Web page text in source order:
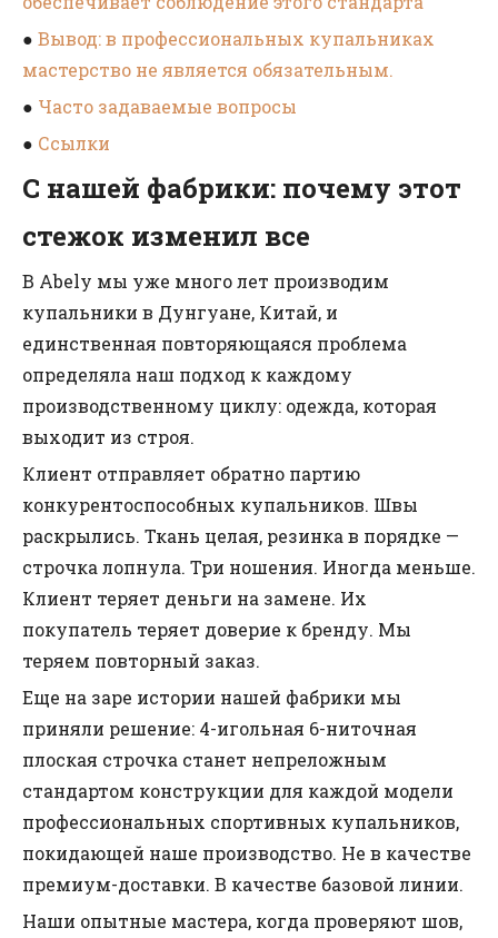
● Вывод: в профессиональных купальниках
мастерство не является обязательным.
● Часто задаваемые вопросы
● Ссылки
С нашей фабрики: почему этот
стежок изменил все
В Abely мы уже много лет производим
купальники в Дунгуане, Китай, и
единственная повторяющаяся проблема
определяла наш подход к каждому
производственному циклу: одежда, которая
выходит из строя.
Клиент отправляет обратно партию
конкурентоспособных купальников. Швы
раскрылись. Ткань целая, резинка в порядке —
строчка лопнула. Три ношения. Иногда меньше.
Клиент теряет деньги на замене. Их
покупатель теряет доверие к бренду. Мы
теряем повторный заказ.
Еще на заре истории нашей фабрики мы
приняли решение: 4-игольная 6-ниточная
плоская строчка станет непреложным
стандартом конструкции для каждой модели
профессиональных спортивных купальников,
покидающей наше производство. Не в качестве
премиум-доставки. В качестве базовой линии.
Наши опытные мастера, когда проверяют шов,